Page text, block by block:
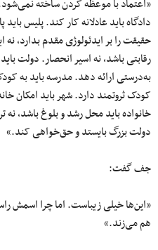
«اعتماد با موعظه کردن ساخته
دادگاه باید عادلانه کار کند. پلیس
حقیقت را بر ایدئولوژی مقدم بدارد، نه
رقابتی باشد، نه اسیر انحصار. دولت
به‌درستی ارائه دهد. مدرسه باید به
کودک ثروتمند دارد. شهر باید امکان
خانواده باید محل رشد و بلوغ باشد،
دولت بزرگ بایستد و حق‌خواهی کند.»
جف گفت:
«این‌ها خیلی زیباست. اما چرا اسمش
هم می‌زند.»